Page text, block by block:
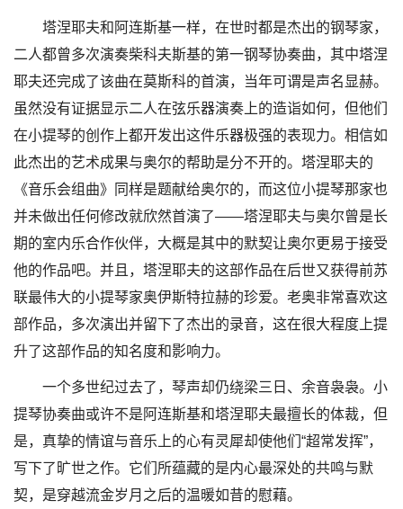
塔涅耶夫和阿连斯基一样，在世时都是杰出的钢琴家，
二人都曾多次演奏柴科夫斯基的第一钢琴协奏曲，其中塔涅
耶夫还完成了该曲在莫斯科的首演，当年可谓是声名显赫。
虽然没有证据显示二人在弦乐器演奏上的造诣如何，但他们
在小提琴的创作上都开发出这件乐器极强的表现力。相信如
此杰出的艺术成果与奥尔的帮助是分不开的。塔涅耶夫的
《音乐会组曲》同样是题献给奥尔的，而这位小提琴那家也
并未做出任何修改就欣然首演了——塔涅耶夫与奥尔曾是长
期的室内乐合作伙伴，大概是其中的默契让奥尔更易于接受
他的作品吧。并且，塔涅耶夫的这部作品在后世又获得前苏
联最伟大的小提琴家奥伊斯特拉赫的珍爱。老奥非常喜欢这
部作品，多次演出并留下了杰出的录音，这在很大程度上提
升了这部作品的知名度和影响力。
一个多世纪过去了，琴声却仍绕梁三日、余音袅袅。小
提琴协奏曲或许不是阿连斯基和塔涅耶夫最擅长的体裁，但
是，真挚的情谊与音乐上的心有灵犀却使他们“超常发挥”，
写下了旷世之作。它们所蕴藏的是内心最深处的共鸣与默
契，是穿越流金岁月之后的温暖如昔的慰藉。